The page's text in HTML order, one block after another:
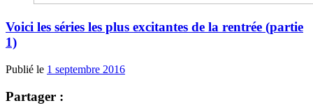
Voici les séries les plus excitantes de la rentrée (partie
1)
Publié le 1 septembre 2016
Partager :